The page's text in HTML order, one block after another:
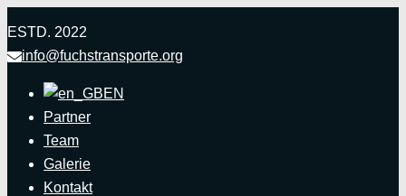
Inhalt
springen
ESTD. 2022
info@fuchstransporte.org
EN
Partner
Team
Galerie
Kontakt